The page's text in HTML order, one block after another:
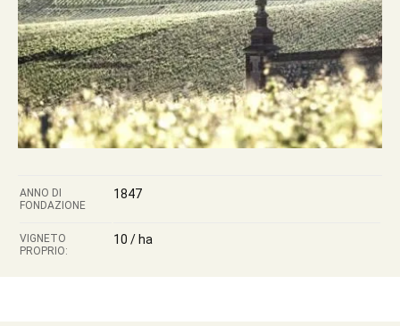
ANNO DI
FONDAZIONE
1847
VIGNETO
PROPRIO:
10 / ha